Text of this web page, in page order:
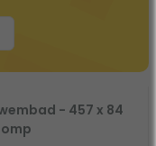
- 457 x 84